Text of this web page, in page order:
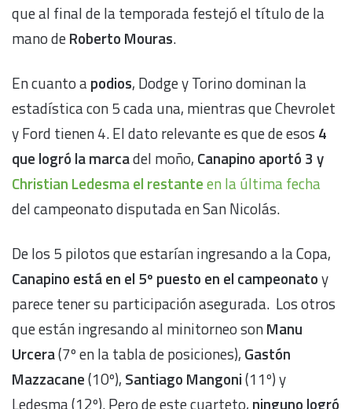
que al final de la temporada festejó el título de la
mano deRoberto Mouras.
En cuanto apodios, Dodge y Torino dominan la
estadística con 5 cada una, mientras que Chevrolet
y Ford tienen 4. El dato relevante es que de esos 4
que logró la marcadel moño, Canapino aportó 3 y
Christian Ledesma el restanteen la última fecha
del campeonato disputada en San Nicolás.
De los 5 pilotos que estarían ingresando a la Copa,
Canapino está en el 5º puesto en el campeonatoy
parece tener su participación asegurada. Los otros
que están ingresando al minitorneo sonManu
Urcera(7º en la tabla de posiciones), Gastón
Mazzacane(10º), Santiago Mangoni(11º) y
Ledesma (12º). Pero de este cuarteto, ninguno logró